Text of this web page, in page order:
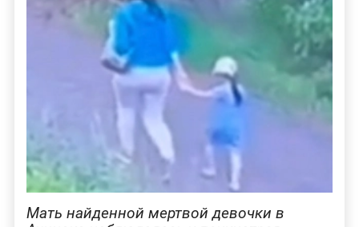
Мать найденной мертвой девочки в